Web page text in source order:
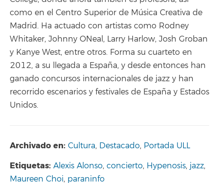
como en el Centro Superior de Música Creativa de
Madrid. Ha actuado con artistas como Rodney
Whitaker, Johnny O´Neal, Larry Harlow, Josh Groban
y Kanye West, entre otros. Forma su cuarteto en
2012, a su llegada a España, y desde entonces han
ganado concursos internacionales de jazz y han
recorrido escenarios y festivales de España y Estados
Unidos.
Archivado en: Cultura, Destacado, Portada ULL
Etiquetas: Alexis Alonso, concierto, Hypenosis, jazz,
Maureen Choi, paraninfo